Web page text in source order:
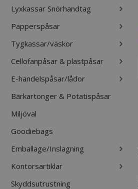
Lyxkassar Snörhandtag
Papperspåsar
Tygkassar/väskor
Cellofanpåsar & plastpåsar
E-handelspåsar/lådor
Bärkartonger & Potatispåsar
Miljöval
Goodiebags
Emballage/Inslagning
Kontorsartiklar
Skyddsutrustning